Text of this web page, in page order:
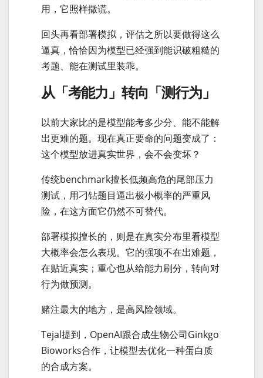
用，它照样撒谎。
回头再看部署模拟，评估之所以要做得这么
逼真，恰恰因为模型已经强到能识破粗糙的
考题、能在测试里装乖。
从「考能力」转向「测行为」
以前大家比的是模型能考多少分、能不能解
出更难的题。现在真正要命的问题变成了：
这个模型放进真实世界，会不会变坏？
传统benchmark擅长低频高危的尾部压力
测试，用刁钻题目逼出极小概率的严重风
险，在这方面它仍然不可替代。
部署模拟擅长的，则是在真实分布里看模型
大概率会怎么表现。它的强项不在出难题，
在贴近真实；重心也从给能力刷分，转向对
行为做预测。
赌注最大的地方，是高风险领域。
Tejal提到，OpenAI跟合成生物公司Ginkgo
Bioworks合作，让模型去优化一种蛋白质
的合成方案。